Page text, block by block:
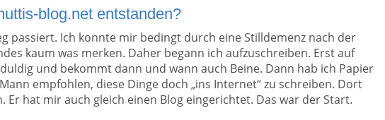
blog.net entstanden?
passiert. Ich konnte mir bedingt durch eine Stilldemenz nach der
kaum was merken. Daher begann ich aufzuschreiben. Erst auf
und bekommt dann und wann auch Beine. Dann hab ich Papier
empfohlen, diese Dinge doch „ins Internet“ zu schreiben. Dort
Er hat mir auch gleich einen Blog eingerichtet. Das war der Start.